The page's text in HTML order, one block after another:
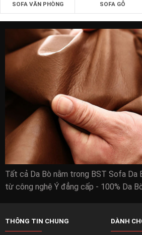
SOFA VĂN PHÒNG SOFA GỖ
Tất cả Da Bò nằm trong BST Sofa Da
từ công nghệ Ý đẳng cấp - 100% Da
THÔNG TIN CHUNG DÀNH